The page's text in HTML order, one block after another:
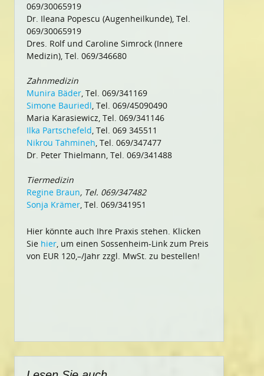
069/30065919
Dr. Ileana Popescu (Augenheilkunde), Tel.
069/30065919
Dres. Rolf und Caroline Simrock (Innere
Medizin), Tel. 069/346680
Zahnmedizin
Munira Bäder, Tel. 069/341169
Simone Bauriedl, Tel. 069/45090490
Maria Karasiewicz, Tel. 069/341146
Ilka Partschefeld, Tel. 069 345511
Nikrou Tahmineh, Tel. 069/347477
Dr. Peter Thielmann, Tel. 069/341488
Tiermedizin
Regine Braun, Tel. 069/347482
Sonja Krämer, Tel. 069/341951
Hier könnte auch Ihre Praxis stehen. Klicken
Sie hier, um einen Sossenheim-Link zum Preis
von EUR 120,–/Jahr zzgl. MwSt. zu bestellen!